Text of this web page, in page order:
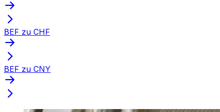
BEF zu CHF
BEF zu CNY